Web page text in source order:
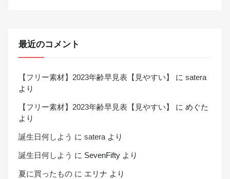
最近のコメント
【フリー素材】2023年齢早見表【見やすい】 に satera
より
【フリー素材】2023年齢早見表【見やすい】 に めぐた
より
誕生日何しよう に satera より
誕生日何しよう に SevenFifty より
夏に買ったもの に エリナ より